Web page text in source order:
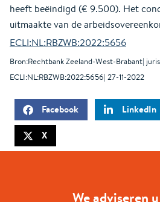
heeft beëindigd (€ 9.500). Het
uitmaakte van de
ECLI:NL:RBZWB:2022:5656
Bron:Rechtbank Zeeland-West-Brabant|
ECLI:NL:RBZWB:2022:5656| 27-11-2022
Facebook LinkedIn
X
We adviseren